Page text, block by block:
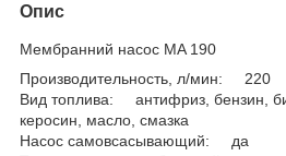
Опис
Мембранний насос MA 190
Производительность, л/мин: 220
Вид топлива: антифриз, бензин,
керосин, масло, смазка
Насос самовсасывающий: да